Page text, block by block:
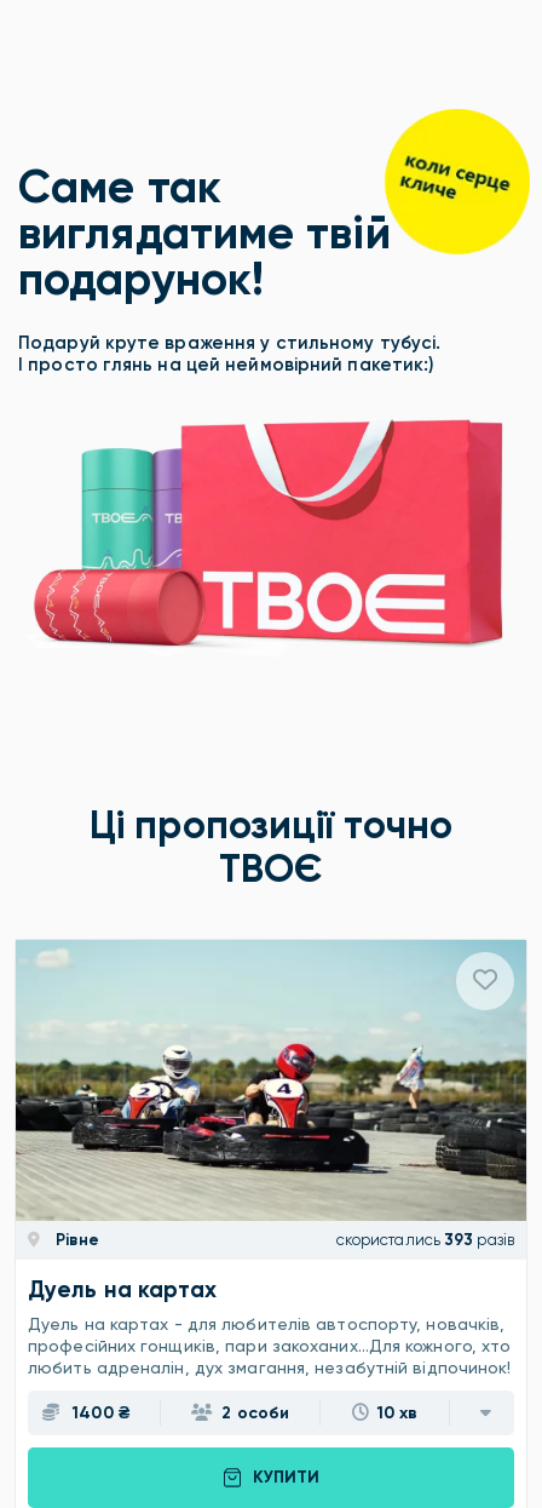
Саме так
виглядатиме твій
подарунок!
Подаруй круте враження у стильному тубусі.
І просто глянь на цей неймовірний пакетик:)
Ці пропозиції точно
ТВОЄ
Рівне скористались 393 разів
Дуель на картах
Дуель на картах - для любителів автоспорту, новачків,
професійних гонщиків, пари закоханих…Для кожного, хто
любить адреналін, дух змагання, незабутній відпочинок!
1400 ₴ 2 особи 10 хв
КУПИТИ